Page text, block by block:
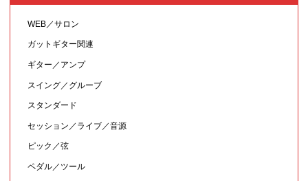
WEB／サロン
ガットギター関連
ギター／アンプ
スイング／グルーブ
スタンダード
セッション／ライブ／音源
ピック／弦
ペダル／ツール